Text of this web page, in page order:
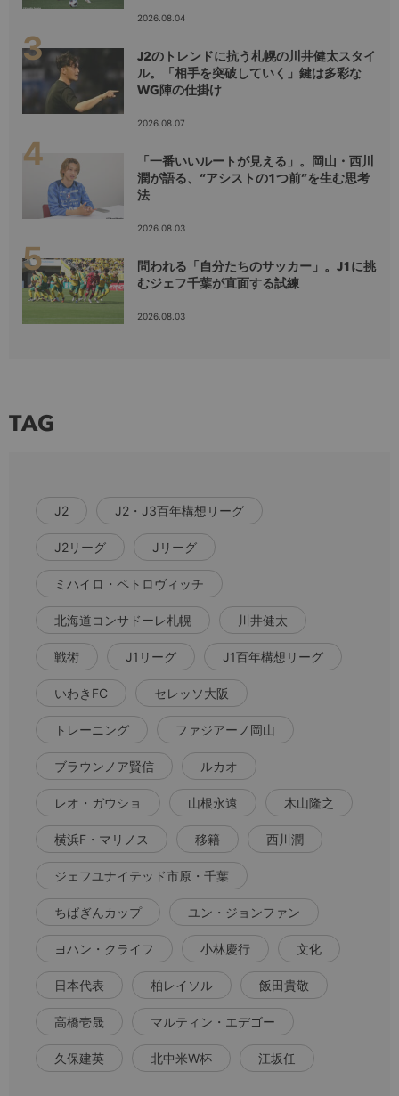
2026.08.04
J2のトレンドに抗う札幌の川井健太スタイ
ル。「相手を突破していく」鍵は多彩な
WG陣の仕掛け
2026.08.07
「一番いいルートが見える」。岡山・西川
潤が語る、“アシストの1つ前”を生む思考
法
2026.08.03
問われる「自分たちのサッカー」。J1に挑
むジェフ千葉が直面する試練
2026.08.03
TAG
J2 J2・J3百年構想リーグ
J2リーグ Jリーグ
ミハイロ・ペトロヴィッチ
北海道コンサドーレ札幌 川井健太
戦術 J1リーグ J1百年構想リーグ
いわきFC セレッソ大阪
トレーニング ファジアーノ岡山
ブラウンノア賢信 ルカオ
レオ・ガウショ 山根永遠 木山隆之
横浜F・マリノス 移籍 西川潤
ジェフユナイテッド市原・千葉
ちばぎんカップ ユン・ジョンファン
ヨハン・クライフ 小林慶行 文化
日本代表 柏レイソル 飯田貴敬
高橋壱晟 マルティン・エデゴー
久保建英 北中米W杯 江坂任